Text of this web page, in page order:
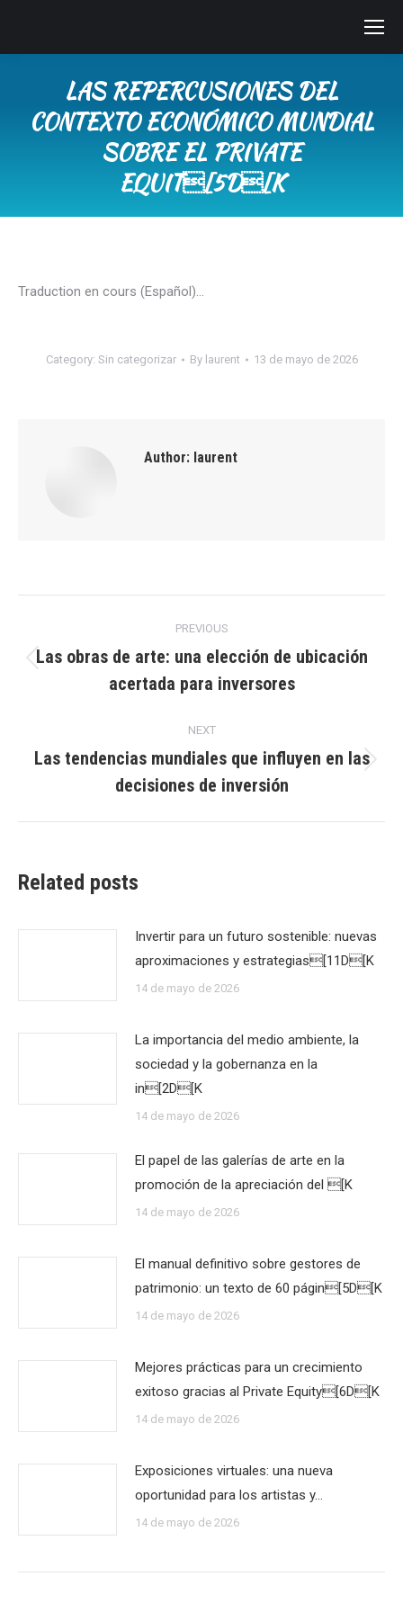
LAS REPERCUSIONES DEL
CONTEXTO ECONÓMICO MUNDIAL
SOBRE EL PRIVATE
EQUIT[5D[K
Traduction en cours (Español)…
Category: Sin categorizar By laurent 13 de mayo de 2026
Author: laurent
navigation
PREVIOUS
post:
Las obras de arte: una elección de ubicación
acertada para inversores
NEXT
post:
Las tendencias mundiales que influyen en las
decisiones de inversión
Related posts
Invertir para un futuro sostenible: nuevas
aproximaciones y estrategias[11D[K
14 de mayo de 2026
La importancia del medio ambiente, la
sociedad y la gobernanza en la
in[2D[K
14 de mayo de 2026
El papel de las galerías de arte en la
promoción de la apreciación del [K
14 de mayo de 2026
El manual definitivo sobre gestores de
patrimonio: un texto de 60 págin[5D[K
14 de mayo de 2026
Mejores prácticas para un crecimiento
exitoso gracias al Private Equity[6D[K
14 de mayo de 2026
Exposiciones virtuales: una nueva
oportunidad para los artistas y…
14 de mayo de 2026